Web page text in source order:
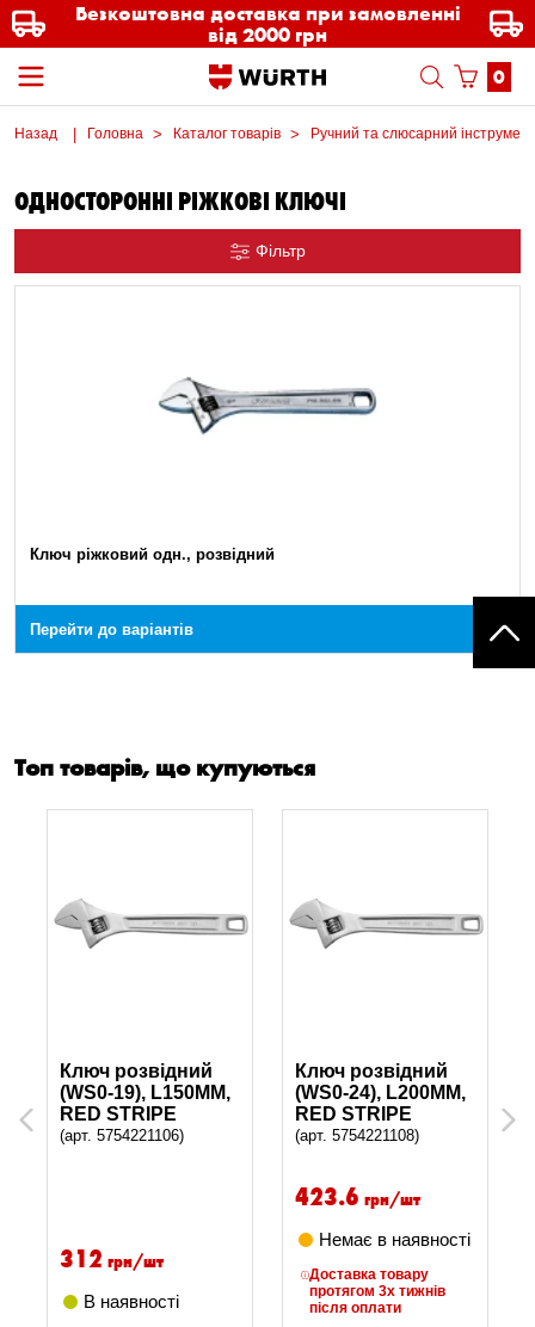
Безкоштовна доставка при замовленні
від 2000 грн
0
Назад Головна Каталог товарів Ручний та слюсарний інструмент
ОДНОСТОРОННІ РІЖКОВІ КЛЮЧІ
Фільтр
Ключ ріжковий одн., розвідний
Перейти до варіантів
Топ товарів, що купуються
Previous
Ключ розвідний
(WS0-19), L150MM,
RED STRIPE
(арт. 5754221106)
312 грн/шт
В наявності
Ключ розвідний
(WS0-24), L200MM,
RED STRIPE
(арт. 5754221108)
423.6 грн/шт
Немає в наявності
Доставка товару
протягом 3х тижнів
після оплати
Next